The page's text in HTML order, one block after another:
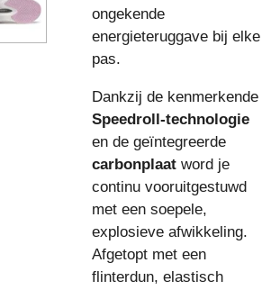
ongekende
energieteruggave bij elke
pas.
Dankzij de kenmerkende
Speedroll-technologie
en de geïntegreerde
carbonplaat word je
continu vooruitgestuwd
met een soepele,
explosieve afwikkeling.
Afgetopt met een
flinterdun, elastisch